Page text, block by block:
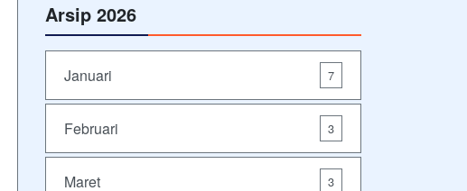
Arsip 2026
Januari 7
Februari 3
Maret 3